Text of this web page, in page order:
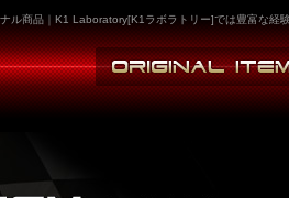
品｜K1 Laboratory[K1ラボラトリー]では豊富な経